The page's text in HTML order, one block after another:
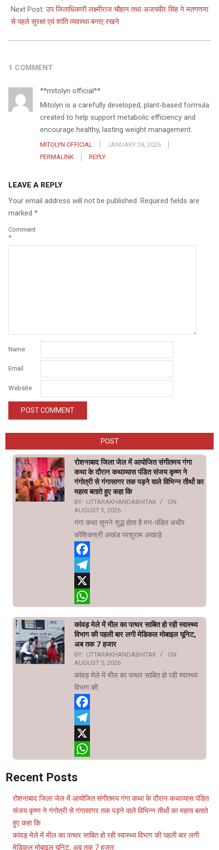
24
Next Post:उप जिलाधिकारी लक्ष्मीराज चौहान तथा अजयवीर सिंह ने मतगणना
से पहले सुरक्षा एवं शांति व्यवस्था बनाए रखने
1 COMMENT
**mitolyn official**
Mitolyn is a carefully developed, plant-based formula
created to help support metabolic efficiency and
encourage healthy, lasting weight management.
MITOLYN OFFICIAL
JANUARY 28, 2026
PERMALINK
REPLY
LEAVE A REPLY
Your email address will not be published. Required fields are
marked *
Comment
*
Name
Email
Website
POST
रोशनाबाद जिला जेल में आयोजित संगीतमय गंगा
कथा के दौरान कथाव्यास पंडित संजय कृष्ण ने
गंगोत्री से गंगासागर तक पड़ने वाले विभिन्न तीर्थो का
महत्व बताते हुए कहा कि
BY: UTTARAKHANDABHITAK
ON:
AUGUST 5, 2026
गंगा कथा सुनने शुद्ध होता है मन-पंडित अधीर
कौशिकश्री अखंड परशुराम अखाड़े
Facebook
Telegram
X
कांवड़ मेले में मील का पत्थर साबित हो रही स्वास्थ्य
विभाग की पहली बार लगी मेडिकल मोबाइल यूनिट,
अब तक 7 हजार
BY: UTTARAKHANDABHITAK
ON:
AUGUST 5, 2026
कांवड़ मेले में मील का पत्थर साबित हो रही स्वास्थ्य
विभाग की
Facebook
Telegram
X
Recent Posts
रोशनाबाद जिला जेल में आयोजित संगीतमय गंगा कथा के दौरान कथाव्यास पंडित
संजय कृष्ण ने गंगोत्री से गंगासागर तक पड़ने वाले विभिन्न तीर्थो का महत्व बताते
हुए कहा कि
कांवड़ मेले में मील का पत्थर साबित हो रही स्वास्थ्य विभाग की पहली बार लगी
मेडिकल मोबाइल यूनिट, अब तक 7 हजार